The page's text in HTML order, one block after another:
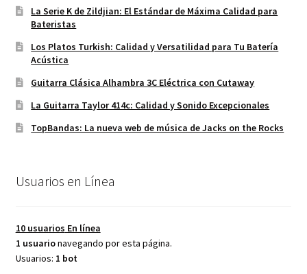
La Serie K de Zildjian: El Estándar de Máxima Calidad para
Bateristas
Los Platos Turkish: Calidad y Versatilidad para Tu Batería
Acústica
Guitarra Clásica Alhambra 3C Eléctrica con Cutaway
La Guitarra Taylor 414c: Calidad y Sonido Excepcionales
TopBandas: La nueva web de música de Jacks on the Rocks
Usuarios en Línea
10 usuarios En línea
1 usuarionavegando por esta página.
Usuarios: 1 bot